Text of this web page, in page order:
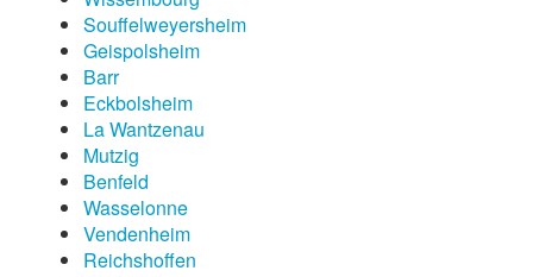
Souffelweyersheim
Geispolsheim
Barr
Eckbolsheim
La Wantzenau
Mutzig
Benfeld
Wasselonne
Vendenheim
Reichshoffen